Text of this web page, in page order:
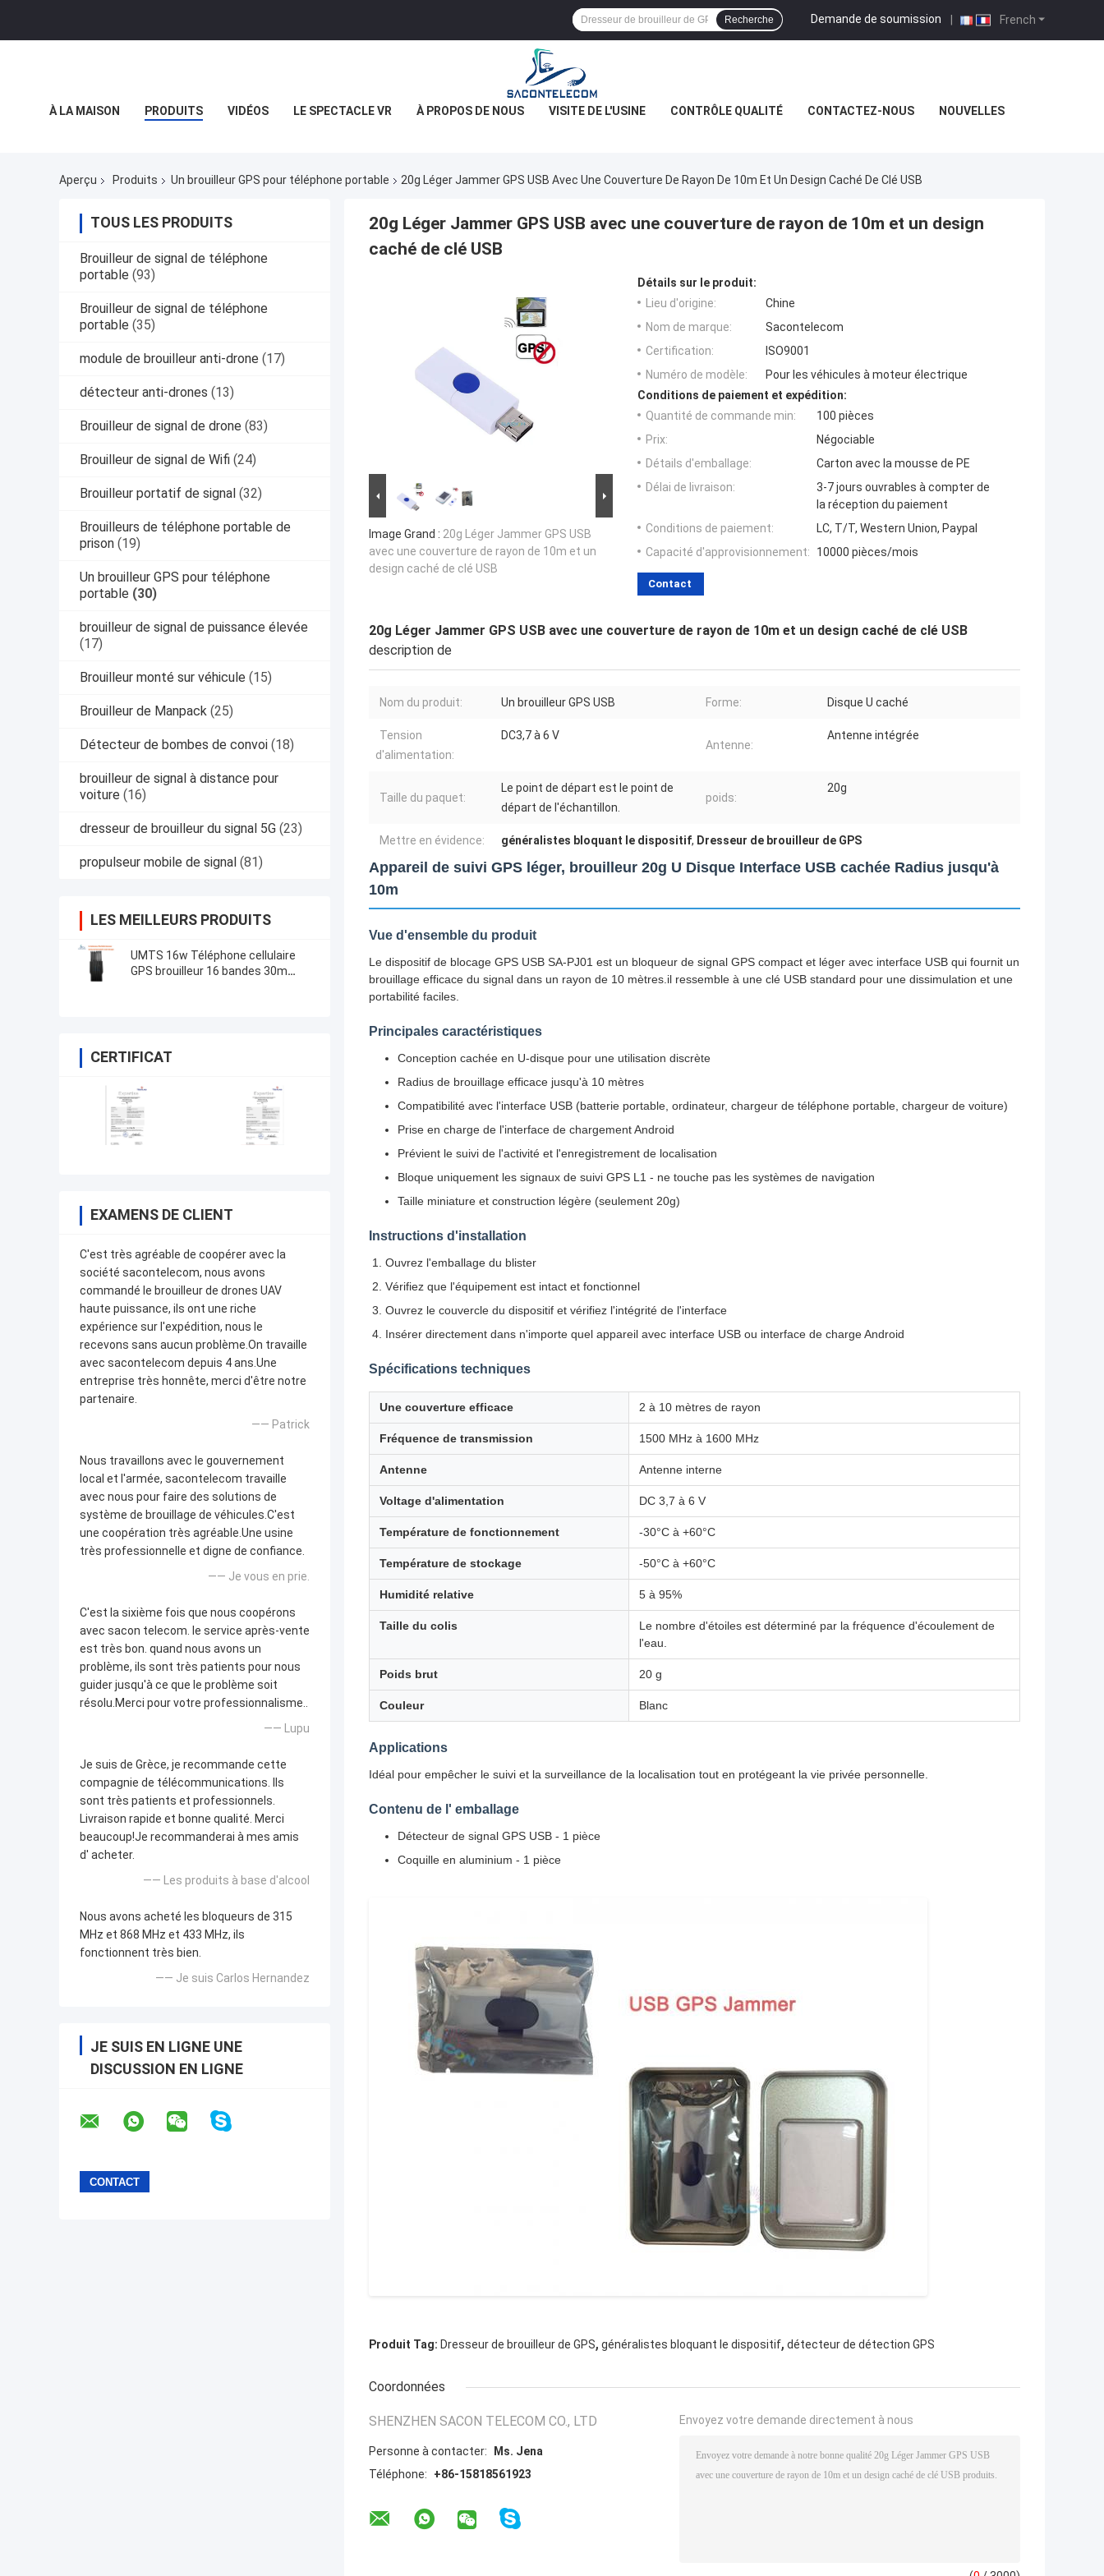
French
Demande de soumission |
Recherche
À LA MAISON PRODUITS VIDÉOS LE SPECTACLE VR À PROPOS DE NOUS VISITE DE L'USINE CONTRÔLE QUALITÉ CONTACTEZ-NOUS NOUVELLES
Aperçu Produits Un brouilleur GPS pour téléphone portable 20g Léger Jammer GPS USB Avec Une Couverture De Rayon De 10m Et Un Design Caché De Clé USB
TOUS LES PRODUITS
Brouilleur de signal de téléphone
portable (93)
Brouilleur de signal de téléphone
portable (35)
module de brouilleur anti-drone (17)
détecteur anti-drones (13)
Brouilleur de signal de drone (83)
Brouilleur de signal de Wifi (24)
Brouilleur portatif de signal (32)
Brouilleurs de téléphone portable de
prison (19)
Un brouilleur GPS pour téléphone
portable (30)
brouilleur de signal de puissance élevée
(17)
Brouilleur monté sur véhicule (15)
Brouilleur de Manpack (25)
Détecteur de bombes de convoi (18)
brouilleur de signal à distance pour
voiture (16)
dresseur de brouilleur du signal 5G (23)
propulseur mobile de signal (81)
LES MEILLEURS PRODUITS
UMTS 16w Téléphone cellulaire
GPS brouilleur 16 bandes 30m
CERTIFICAT
EXAMENS DE CLIENT
C'est très agréable de coopérer avec la
société sacontelecom, nous avons
commandé le brouilleur de drones UAV
haute puissance, ils ont une riche
expérience sur l'expédition, nous le
recevons sans aucun problème.On travaille
avec sacontelecom depuis 4 ans.Une
entreprise très honnête, merci d'être notre
partenaire.
—— Patrick
Nous travaillons avec le gouvernement
local et l'armée, sacontelecom travaille
avec nous pour faire des solutions de
système de brouillage de véhicules.C'est
une coopération très agréable.Une usine
très professionnelle et digne de confiance.
—— Je vous en prie.
C'est la sixième fois que nous coopérons
avec sacon telecom. le service après-vente
est très bon. quand nous avons un
problème, ils sont très patients pour nous
guider jusqu'à ce que le problème soit
résolu.Merci pour votre professionnalisme..
—— Lupu
Je suis de Grèce, je recommande cette
compagnie de télécommunications. Ils
sont très patients et professionnels.
Livraison rapide et bonne qualité. Merci
beaucoup!Je recommanderai à mes amis
d' acheter.
—— Les produits à base d'alcool
Nous avons acheté les bloqueurs de 315
MHz et 868 MHz et 433 MHz, ils
fonctionnent très bien.
—— Je suis Carlos Hernandez
JE SUIS EN LIGNE UNE
DISCUSSION EN LIGNE
20g Léger Jammer GPS USB avec une couverture de rayon de 10m et un design
caché de clé USB
Image Grand : 20g Léger Jammer GPS USB
avec une couverture de rayon de 10m et un
design caché de clé USB
Détails sur le produit:
Lieu d'origine:
Chine
Nom de marque:
Sacontelecom
Certification:
ISO9001
Numéro de modèle:
Pour les véhicules à moteur électrique
Conditions de paiement et expédition:
Quantité de commande min:
100 pièces
Prix:
Négociable
Détails d'emballage:
Carton avec la mousse de PE
Délai de livraison:
3-7 jours ouvrables à compter de
la réception du paiement
Conditions de paiement:
LC, T/T, Western Union, Paypal
Capacité d'approvisionnement:
10000 pièces/mois
Contact
20g Léger Jammer GPS USB avec une couverture de rayon de 10m et un design caché de clé USB
description de
Nom du produit: Un brouilleur GPS USB Forme: Disque U caché
Tension
d'alimentation:
DC3,7 à 6 V
Antenne:
Antenne intégrée
Taille du paquet:
Le point de départ est le point de
départ de l'échantillon.
poids:
20g
Mettre en évidence: généralistes bloquant le dispositif, Dresseur de brouilleur de GPS
Appareil de suivi GPS léger, brouilleur 20g U Disque Interface USB cachée Radius jusqu'à
10m
Vue d'ensemble du produit
Le dispositif de blocage GPS USB SA-PJ01 est un bloqueur de signal GPS compact et léger avec interface USB qui fournit un
brouillage efficace du signal dans un rayon de 10 mètres.il ressemble à une clé USB standard pour une dissimulation et une
portabilité faciles.
Principales caractéristiques
Conception cachée en U-disque pour une utilisation discrète
Radius de brouillage efficace jusqu'à 10 mètres
Compatibilité avec l'interface USB (batterie portable, ordinateur, chargeur de téléphone portable, chargeur de voiture)
Prise en charge de l'interface de chargement Android
Prévient le suivi de l'activité et l'enregistrement de localisation
Bloque uniquement les signaux de suivi GPS L1 - ne touche pas les systèmes de navigation
Taille miniature et construction légère (seulement 20g)
Instructions d'installation
Ouvrez l'emballage du blister
Vérifiez que l'équipement est intact et fonctionnel
Ouvrez le couvercle du dispositif et vérifiez l'intégrité de l'interface
Insérer directement dans n'importe quel appareil avec interface USB ou interface de charge Android
Spécifications techniques
Une couverture efficace 2 à 10 mètres de rayon
Fréquence de transmission 1500 MHz à 1600 MHz
Antenne Antenne interne
Voltage d'alimentation DC 3,7 à 6 V
Température de fonctionnement -30°C à +60°C
Température de stockage -50°C à +60°C
Humidité relative 5 à 95%
Taille du colis
Le nombre d'étoiles est déterminé par la fréquence d'écoulement de
l'eau.
Poids brut 20 g
Couleur Blanc
Applications
Idéal pour empêcher le suivi et la surveillance de la localisation tout en protégeant la vie privée personnelle.
Contenu de l' emballage
Détecteur de signal GPS USB - 1 pièce
Coquille en aluminium - 1 pièce
Produit Tag: Dresseur de brouilleur de GPS, généralistes bloquant le dispositif, détecteur de détection GPS
Coordonnées
SHENZHEN SACON TELECOM CO., LTD
Personne à contacter:
Ms. Jena
Téléphone:
+86-15818561923
Envoyez votre demande directement à nous